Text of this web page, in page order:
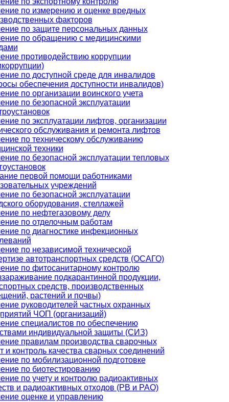
по измерению и оценке вредных
факторов
по защите персональных данных
по обращению с медицинскими
противодействию коррупции
по доступной среде для инвалидов
обеспечения доступности инвалидов)
по организации воинского учета
по безопасной эксплуатации
по эксплуатации лифтов, организации
обслуживания и ремонта лифтов
по техническому обслуживанию
техники
по безопасной эксплуатации тепловых
первой помощи работниками
учреждений
по безопасной эксплуатации
оборудования, стеллажей
по нефтегазовому делу
по отделочным работам
по диагностике инфекционных
по независимой технической
автотранспортных средств (ОСАГО)
по фитосанитарному контролю
подкарантинной продукции,
средств, производственных
растений и почвы)
руководителей частных охранных
ЧОП (организаций)
специалистов по обеспечению
индивидуальной защиты (СИЗ)
правилам производства сварочных
и контроль качества сварных соединений
по мобилизационной подготовке
по биотестированию
по учету и контролю радиоактивных
и радиоактивных отходов (РВ и РАО)
оценке и управлению